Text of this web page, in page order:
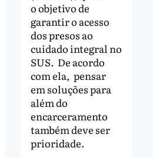
o objetivo de
garantir o acesso
dos presos ao
cuidado integral no
SUS. De acordo
com ela, pensar
em soluções para
além do
encarceramento
também deve ser
prioridade.